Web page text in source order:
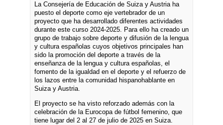
La Consejería de Educación de Suiza y Austria ha
puesto el deporte como eje vertebrador de un
proyecto que ha desarrollado diferentes actividades
durante este curso 2024-2025. Para ello ha creado un
grupo de trabajo sobre deporte y difusión de la lengua
y cultura españolas cuyos objetivos principales han
sido la promoción del deporte a través de la
enseñanza de la lengua y cultura españolas, el
fomento de la igualdad en el deporte y el refuerzo de
los lazos entre la comunidad hispanohablante en
Suiza y Austria.
El proyecto se ha visto reforzado además con la
celebración de la Eurocopa de fútbol femenino, que
tiene lugar del 2 al 27 de julio de 2025 en Suiza.